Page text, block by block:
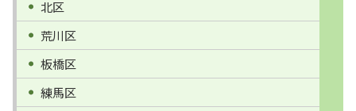
北区
荒川区
板橋区
練馬区